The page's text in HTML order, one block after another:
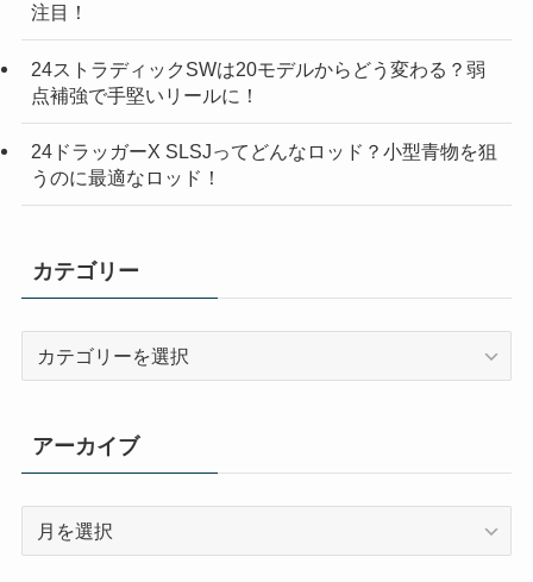
注目！
24ストラディックSWは20モデルからどう変わる？弱
点補強で手堅いリールに！
24ドラッガーX SLSJってどんなロッド？小型青物を狙
うのに最適なロッド！
カテゴリー
リ
ー
アーカイブ